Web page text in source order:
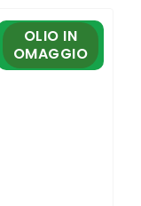
OLIO IN
OMAGGIO